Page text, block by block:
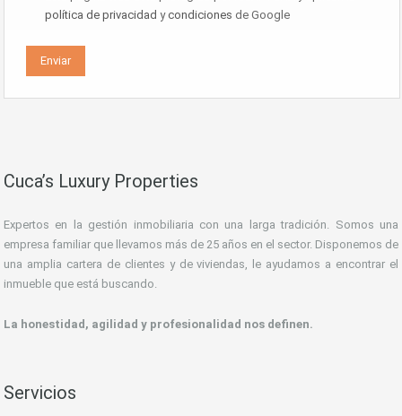
política de privacidad ycondiciones de Google
Cuca’s Luxury Properties
Expertos en la gestión inmobiliaria con una larga tradición. Somos una
empresa familiar que llevamos más de 25 años en el sector. Disponemos de
una amplia cartera de clientes y de viviendas, le ayudamos a encontrar el
inmueble que está buscando.
La honestidad, agilidad y profesionalidad nos definen.
Servicios